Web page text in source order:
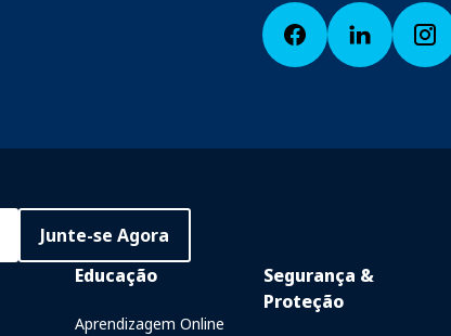
Junte-se Agora
Educação
Aprendizagem Online
Segurança &
Proteção